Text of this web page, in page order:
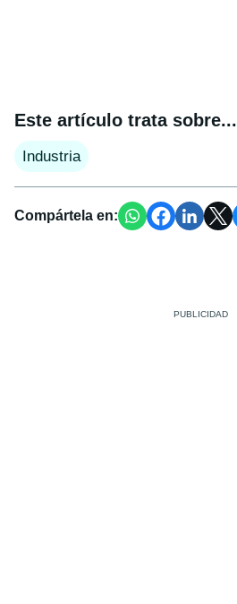
Este artículo trata sobre...
Industria
Compártela en: